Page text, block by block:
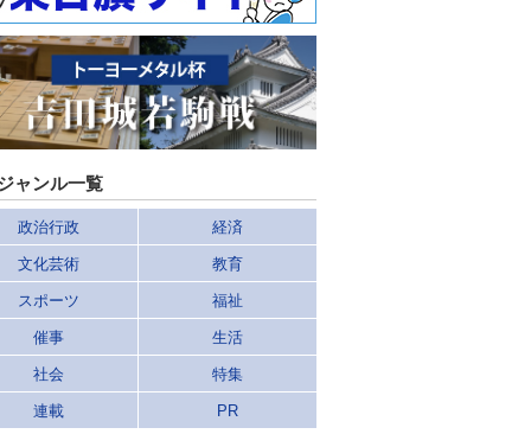
ャンル一覧
政治行政 経済
文化芸術 教育
スポーツ 福祉
催事 生活
社会 特集
連載 PR